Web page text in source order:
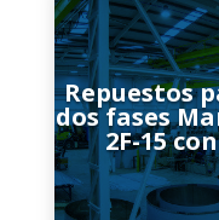
Repuestos
dos fases
2F-15